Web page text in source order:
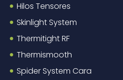
Hilos Tensores
Skinlight System
Thermitight RF
Thermismooth
Spider System Cara